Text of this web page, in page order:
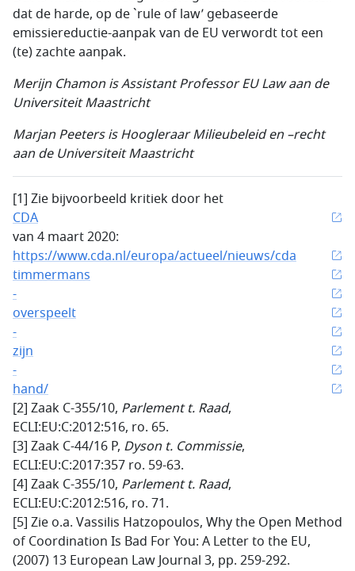
dat de harde, op de `rule of law’ gebaseerde
emissiereductie-aanpak van de EU verwordt tot een
(te) zachte aanpak.
Merijn Chamon is Assistant Professor EU Law aan de
Universiteit Maastricht
Marjan Peeters is Hoogleraar Milieubeleid en –recht
aan de Universiteit Maastricht
[1] Zie bijvoorbeeld kritiek door het
CDA
van 4 maart 2020:
https://www.cda.nl/europa/actueel/nieuws/cda
timmermans
-
overspeelt
-
zijn
-
hand/
[2] Zaak C-355/10, Parlement t. Raad,
ECLI:EU:C:2012:516, ro. 65.
[3] Zaak C-44/16 P, Dyson t. Commissie,
ECLI:EU:C:2017:357 ro. 59-63.
[4] Zaak C-355/10, Parlement t. Raad,
ECLI:EU:C:2012:516, ro. 71.
[5] Zie o.a. Vassilis Hatzopoulos, Why the Open Method
of Coordination Is Bad For You: A Letter to the EU,
(2007) 13 European Law Journal 3, pp. 259-292.